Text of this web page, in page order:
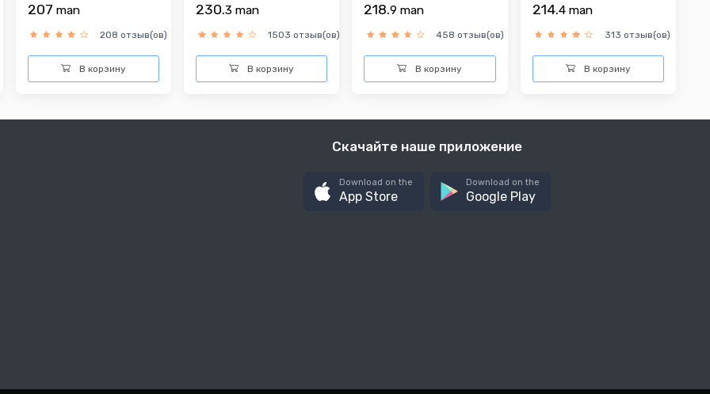
207 man
208 отзыв(ов)
В корзину
230.3 man
1503 отзыв(ов)
В корзину
218.9 man
458 отзыв(ов)
В корзину
214.4 man
313 отзыв(ов)
В корзину
Скачайте наше приложение
Download on the
App Store
Download on the
Google Play